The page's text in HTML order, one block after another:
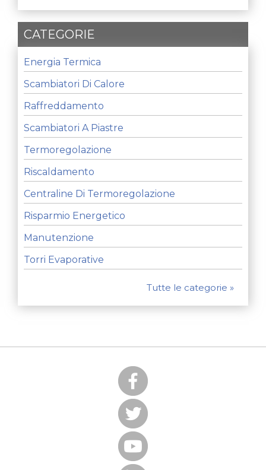
CATEGORIE
Energia Termica
Scambiatori Di Calore
Raffreddamento
Scambiatori A Piastre
Termoregolazione
Riscaldamento
Centraline Di Termoregolazione
Risparmio Energetico
Manutenzione
Torri Evaporative
Tutte le categorie »